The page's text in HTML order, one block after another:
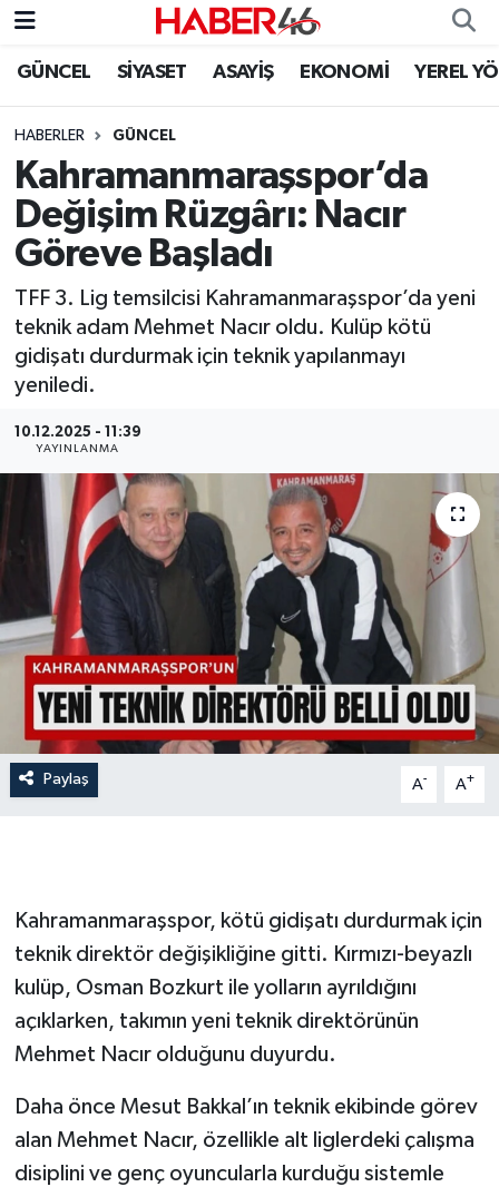
GÜNCEL SİYASET ASAYİŞ EKONOMİ YEREL
HABERLER GÜNCEL
Kahramanmaraşspor’da
Değişim Rüzgârı: Nacır
Göreve Başladı
TFF 3. Lig temsilcisi Kahramanmaraşspor’da yeni
teknik adam Mehmet Nacır oldu. Kulüp kötü
gidişatı durdurmak için teknik yapılanmayı
yeniledi.
10.12.2025 - 11:39
YAYINLANMA
Paylaş A- A+
Kahramanmaraşspor, kötü gidişatı durdurmak için
teknik direktör değişikliğine gitti. Kırmızı-beyazlı
kulüp, Osman Bozkurt ile yolların ayrıldığını
açıklarken, takımın yeni teknik direktörünün
Mehmet Nacır olduğunu duyurdu.
Daha önce Mesut Bakkal’ın teknik ekibinde görev
alan Mehmet Nacır, özellikle alt liglerdeki çalışma
disiplini ve genç oyuncularla kurduğu sistemle
GÜNCEL
SİYASET
EKONOMİ
SPOR
YAŞAM
TEKNOLOJİ
SAĞLIK
EĞİTİM
İLÇE HABERLERİ
KÜLTÜR-SANAT
KSÜ
DÜNYA
ROPORTAJ
YEREL YÖNETİM
MEDYA
SEÇİM 2011
ÜÇÜNCÜ SAYFA
BİLİMNET
Nöbetçi Eczaneler
Hava Durumu
Kahramanmaraş Namaz Vakitleri
Trafik Durumu
Süper Lig Puan Durumu ve Fikstür
Tüm Manşetler
Son Dakika Haberleri
Haber Arşivi